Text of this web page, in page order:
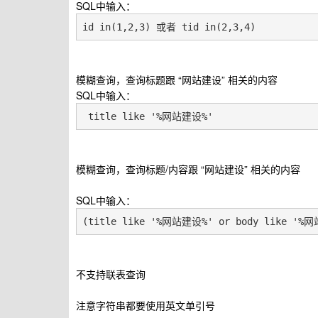
SQL中输入：
id in(1,2,3) 或者 tid in(2,3,4)
模糊查询，查询标题跟 “网站建设” 相关的内容
SQL中输入：
title like '%网站建设%'
模糊查询，查询标题/内容跟 “网站建设” 相关的内容
SQL中输入：
(title like '%网站建设%' or body like '%网
不支持联表查询
注意字符串都要使用英文单引号